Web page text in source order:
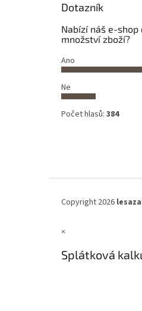
Dotazník
Nabízí náš e-shop
množství zboží?
Ano
Ne
Počet hlasů: 384
Copyright 2026
×
Splátková